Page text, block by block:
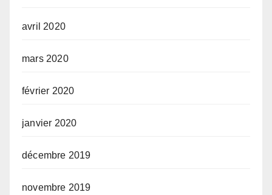
avril 2020
mars 2020
février 2020
janvier 2020
décembre 2019
novembre 2019